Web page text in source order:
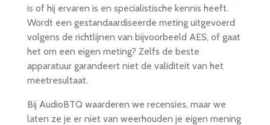
is of hij ervaren is en specialistische kennis heeft.
Wordt een gestandaardiseerde meting uitgevoerd
volgens de richtlijnen van bijvoorbeeld AES, of gaat
het om een eigen meting? Zelfs de beste
apparatuur garandeert niet de validiteit van het
meetresultaat.
Bij AudioBTQ waarderen we recensies, maar we
laten ze je er niet van weerhouden je eigen mening